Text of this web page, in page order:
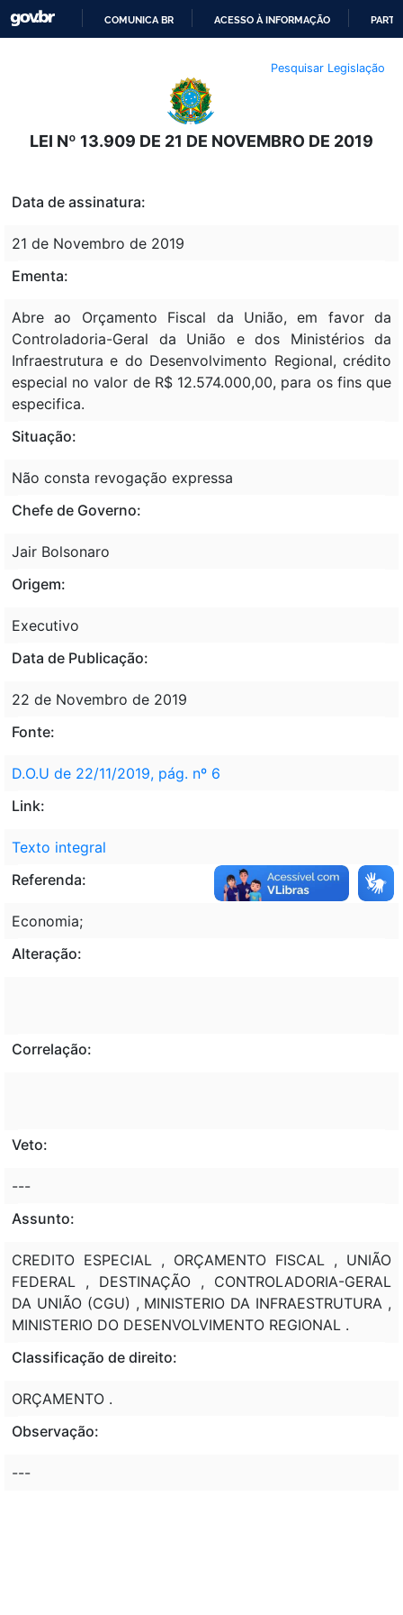
O
CONTEÚDO
COMUNICA BR ACESSO À INFORMAÇÃO
Pesquisar Legislação
LEI Nº 13.909 DE 21 DE NOVEMBRO DE 2019
Data de assinatura:
21 de Novembro de 2019
Ementa:
Abre ao Orçamento Fiscal da União, em favor da
Controladoria-Geral da União e dos Ministérios da
Infraestrutura e do Desenvolvimento Regional, crédito
especial no valor de R$ 12.574.000,00, para os fins que
especifica.
Situação:
Não consta revogação expressa
Chefe de Governo:
Jair Bolsonaro
Origem:
Executivo
Data de Publicação:
22 de Novembro de 2019
Fonte:
D.O.U de 22/11/2019, pág. nº 6
Link:
Texto integral
Referenda:
Economia;
Alteração:
Correlação:
Veto:
---
Assunto:
CREDITO ESPECIAL , ORÇAMENTO FISCAL , UNIÃO
FEDERAL , DESTINAÇÃO , CONTROLADORIA-GERAL
DA UNIÃO (CGU) , MINISTERIO DA INFRAESTRUTURA ,
MINISTERIO DO DESENVOLVIMENTO REGIONAL .
Classificação de direito:
ORÇAMENTO .
Observação:
---